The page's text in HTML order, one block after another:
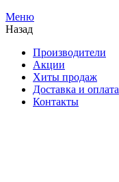
Меню
Назад
Производители
Акции
Хиты продаж
Доставка и оплата
Контакты